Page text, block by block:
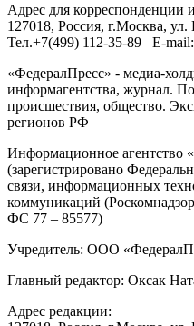
Адрес для корреспонденции
127018, Россия, г.Москва, ул.
Тел.+7(499) 112-35-89 E-mail:
«ФедералПресс» - медиа-
информагентства, журнал.
происшествия, общество.
регионов РФ
Информационное агентство
(зарегистрировано
связи, информационных
коммуникаций
ФС 77 – 85577)
Учредитель: ООО
Главный редактор: Оксак
Адрес редакции: